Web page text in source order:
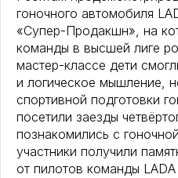
гоночного автомобиля
«Супер-Продакшн», на
команды в высшей лиге
мастер-классе дети
и логическое мышление,
спортивной подготовки
посетили заезды
познакомились с
участники получили
от пилотов команды